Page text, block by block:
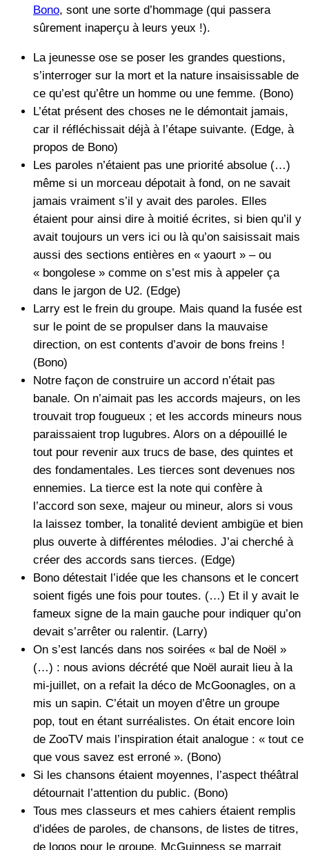
Bono, sont une sorte d’hommage (qui passera
sûrement inaperçu à leurs yeux !).
La jeunesse ose se poser les grandes questions,
s’interroger sur la mort et la nature insaisissable de
ce qu’est qu’être un homme ou une femme. (Bono)
L’état présent des choses ne le démontait jamais,
car il réfléchissait déjà à l’étape suivante. (Edge, à
propos de Bono)
Les paroles n’étaient pas une priorité absolue (…)
même si un morceau dépotait à fond, on ne savait
jamais vraiment s’il y avait des paroles. Elles
étaient pour ainsi dire à moitié écrites, si bien qu’il y
avait toujours un vers ici ou là qu’on saisissait mais
aussi des sections entières en « yaourt » – ou
« bongolese » comme on s’est mis à appeler ça
dans le jargon de U2. (Edge)
Larry est le frein du groupe. Mais quand la fusée est
sur le point de se propulser dans la mauvaise
direction, on est contents d’avoir de bons freins !
(Bono)
Notre façon de construire un accord n’était pas
banale. On n’aimait pas les accords majeurs, on les
trouvait trop fougueux ; et les accords mineurs nous
paraissaient trop lugubres. Alors on a dépouillé le
tout pour revenir aux trucs de base, des quintes et
des fondamentales. Les tierces sont devenues nos
ennemies. La tierce est la note qui confère à
l’accord son sexe, majeur ou mineur, alors si vous
la laissez tomber, la tonalité devient ambigüe et bien
plus ouverte à différentes mélodies. J’ai cherché à
créer des accords sans tierces. (Edge)
Bono détestait l’idée que les chansons et le concert
soient figés une fois pour toutes. (…) Et il y avait le
fameux signe de la main gauche pour indiquer qu’on
devait s’arrêter ou ralentir. (Larry)
On s’est lancés dans nos soirées « bal de Noël »
(…) : nous avions décrété que Noël aurait lieu à la
mi-juillet, on a refait la déco de McGoonagles, on a
mis un sapin. C’était un moyen d’être un groupe
pop, tout en étant surréalistes. On était encore loin
de ZooTV mais l’inspiration était analogue : « tout ce
que vous savez est erroné ». (Bono)
Si les chansons étaient moyennes, l’aspect théâtral
détournait l’attention du public. (Bono)
Tous mes classeurs et mes cahiers étaient remplis
d’idées de paroles, de chansons, de listes de titres,
de logos pour le groupe. McGuinness se marrait